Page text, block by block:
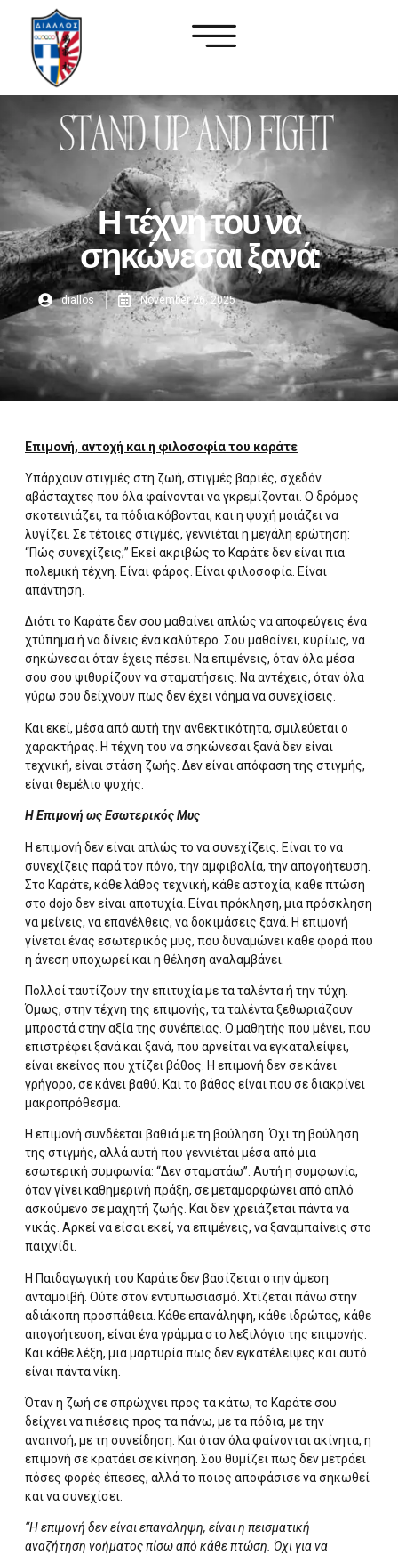
Η τέχνη του να
σηκώνεσαι ξανά:
diallos November 26, 2025
Επιμονή, αντοχή και η φιλοσοφία του καράτε
Υπάρχουν στιγμές στη ζωή, στιγμές βαριές, σχεδόν
αβάσταχτες που όλα φαίνονται να γκρεμίζονται. Ο δρόμος
σκοτεινιάζει, τα πόδια κόβονται, και η ψυχή μοιάζει να
λυγίζει. Σε τέτοιες στιγμές, γεννιέται η μεγάλη ερώτηση:
“Πώς συνεχίζεις;” Εκεί ακριβώς το Καράτε δεν είναι πια
πολεμική τέχνη. Είναι φάρος. Είναι φιλοσοφία. Είναι
απάντηση.
Διότι το Καράτε δεν σου μαθαίνει απλώς να αποφεύγεις ένα
χτύπημα ή να δίνεις ένα καλύτερο. Σου μαθαίνει, κυρίως, να
σηκώνεσαι όταν έχεις πέσει. Να επιμένεις, όταν όλα μέσα
σου σου ψιθυρίζουν να σταματήσεις. Να αντέχεις, όταν όλα
γύρω σου δείχνουν πως δεν έχει νόημα να συνεχίσεις.
Και εκεί, μέσα από αυτή την ανθεκτικότητα, σμιλεύεται ο
χαρακτήρας. Η τέχνη του να σηκώνεσαι ξανά δεν είναι
τεχνική, είναι στάση ζωής. Δεν είναι απόφαση της στιγμής,
είναι θεμέλιο ψυχής.
Η Επιμονή ως Εσωτερικός Μυς
Η επιμονή δεν είναι απλώς το να συνεχίζεις. Είναι το να
συνεχίζεις παρά τον πόνο, την αμφιβολία, την απογοήτευση.
Στο Καράτε, κάθε λάθος τεχνική, κάθε αστοχία, κάθε πτώση
στο dojo δεν είναι αποτυχία. Είναι πρόκληση, μια πρόσκληση
να μείνεις, να επανέλθεις, να δοκιμάσεις ξανά. Η επιμονή
γίνεται ένας εσωτερικός μυς, που δυναμώνει κάθε φορά που
η άνεση υποχωρεί και η θέληση αναλαμβάνει.
Πολλοί ταυτίζουν την επιτυχία με τα ταλέντα ή την τύχη.
Όμως, στην τέχνη της επιμονής, τα ταλέντα ξεθωριάζουν
μπροστά στην αξία της συνέπειας. Ο μαθητής που μένει, που
επιστρέφει ξανά και ξανά, που αρνείται να εγκαταλείψει,
είναι εκείνος που χτίζει βάθος. Η επιμονή δεν σε κάνει
γρήγορο, σε κάνει βαθύ. Και το βάθος είναι που σε διακρίνει
μακροπρόθεσμα.
Η επιμονή συνδέεται βαθιά με τη βούληση. Όχι τη βούληση
της στιγμής, αλλά αυτή που γεννιέται μέσα από μια
εσωτερική συμφωνία: “Δεν σταματάω”. Αυτή η συμφωνία,
όταν γίνει καθημερινή πράξη, σε μεταμορφώνει από απλό
ασκούμενο σε μαχητή ζωής. Και δεν χρειάζεται πάντα να
νικάς. Αρκεί να είσαι εκεί, να επιμένεις, να ξαναμπαίνεις στο
παιχνίδι.
Η Παιδαγωγική του Καράτε δεν βασίζεται στην άμεση
ανταμοιβή. Ούτε στον εντυπωσιασμό. Χτίζεται πάνω στην
αδιάκοπη προσπάθεια. Κάθε επανάληψη, κάθε ιδρώτας, κάθε
απογοήτευση, είναι ένα γράμμα στο λεξιλόγιο της επιμονής.
Και κάθε λέξη, μια μαρτυρία πως δεν εγκατέλειψες και αυτό
είναι πάντα νίκη.
Όταν η ζωή σε σπρώχνει προς τα κάτω, το Καράτε σου
δείχνει να πιέσεις προς τα πάνω, με τα πόδια, με την
αναπνοή, με τη συνείδηση. Και όταν όλα φαίνονται ακίνητα, η
επιμονή σε κρατάει σε κίνηση. Σου θυμίζει πως δεν μετράει
πόσες φορές έπεσες, αλλά το ποιος αποφάσισε να σηκωθεί
και να συνεχίσει.
“Η επιμονή δεν είναι επανάληψη, είναι η πεισματική
αναζήτηση νοήματος πίσω από κάθε πτώση. Όχι για να